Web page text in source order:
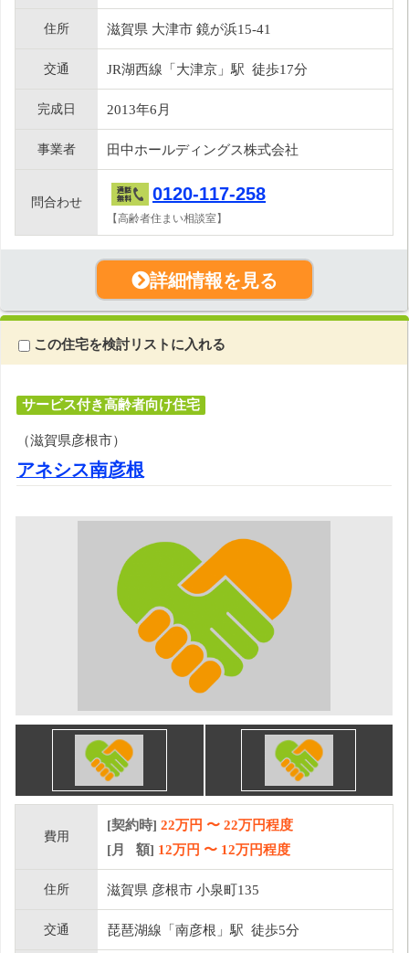
住所 滋賀県 大津市 鏡が浜15-41
交通 JR湖西線「大津京」駅 徒歩17分
完成日 2013年6月
事業者 田中ホールディングス株式会社
問合わせ 0120-117-258
【高齢者住まい相談室】
詳細情報を見る
この住宅を検討リストに入れる
サービス付き高齢者向け住宅
（滋賀県彦根市）
アネシス南彦根
費用
[契約時] 22万円 〜 22万円程度
[月 額] 12万円 〜 12万円程度
住所 滋賀県 彦根市 小泉町135
交通 琵琶湖線「南彦根」駅 徒歩5分